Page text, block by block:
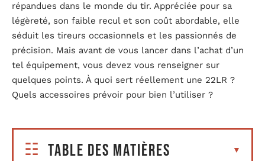
répandues dans le monde du tir. Appréciée pour sa
légèreté, son faible recul et son coût abordable, elle
séduit les tireurs occasionnels et les passionnés de
précision. Mais avant de vous lancer dans l’achat d’un
tel équipement, vous devez vous renseigner sur
quelques points. À quoi sert réellement une 22LR ?
Quels accessoires prévoir pour bien l’utiliser ?
Table des matières